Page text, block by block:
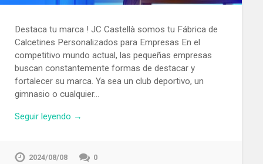
Destaca tu marca ! JC Castellà somos tu Fábrica de
Calcetines Personalizados para Empresas En el
competitivo mundo actual, las pequeñas empresas
buscan constantemente formas de destacar y
fortalecer su marca. Ya sea un club deportivo, un
gimnasio o cualquier…
Seguir leyendo →
2024/08/08 0